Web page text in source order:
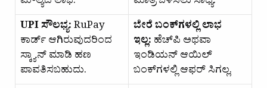
UPI ಸೌಲಭ್ಯ:RuPay
ಕಾರ್ಡ್ ಆಗಿರುವುದರಿಂದ
ಸ್ಕ್ಯಾನ್ ಮಾಡಿ ಹಣ
ಪಾವತಿಸಬಹುದು.
ಬೇರೆ ಬಂಕ್‌ಗಳಲ್ಲಿ ಲಾಭ
ಇಲ್ಲ: ಹೆಚ್‌ಪಿ ಅಥವಾ
ಇಂಡಿಯನ್ ಆಯಿಲ್
ಬಂಕ್‌ಗಳಲ್ಲಿ ಆಫರ್ ಸಿಗಲ್ಲ.